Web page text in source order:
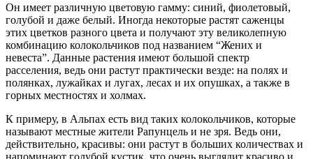
Он имеет различную цветовую гамму: синий, фиолетовый,
голубой и даже белый. Иногда некоторые растят саженцы
этих цветков разного цвета и получают эту великолепную
комбинацию колокольчиков под названием “Жених и
невеста”. Данные растения имеют большой спектр
расселения, ведь они растут практически везде: на полях и
полянках, лужайках и лугах, лесах и их опушках, а также в
горных местностях и холмах.
К примеру, в Альпах есть вид таких колокольчиков, которые
называют местные жители Рапунцель и не зря. Ведь они,
действительно, красивы: они растут в больших количествах и
напоминают голубой кустик, что очень выглядит красиво и